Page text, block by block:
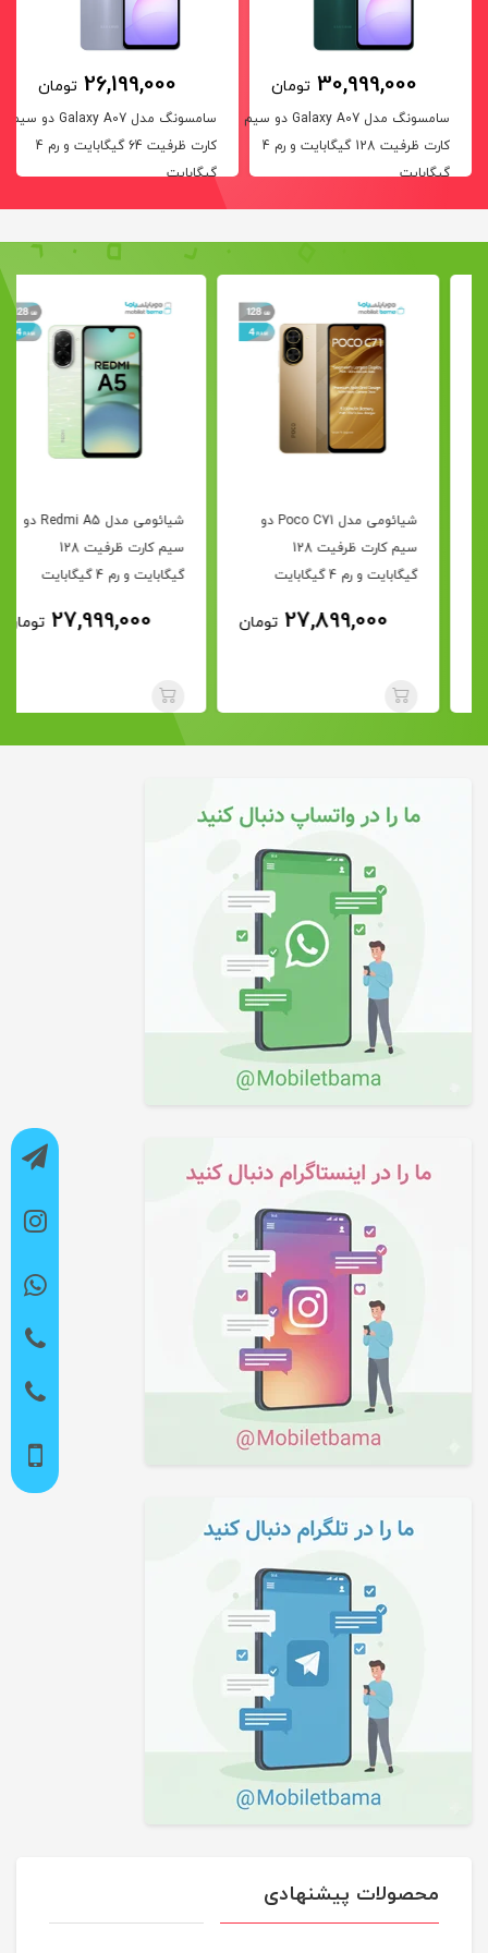
سامسونگ مدل Galaxy A07 دو سیم
کارت ظرفیت 128 گیگابایت و رم 4
گیگابایت
30,999,000 تومان
سامسونگ مدل Galaxy A07 دو سیم
کارت ظرفیت 64 گیگابایت و رم 4
گیگابایت
26,199,000 تومان
شیائومی مدل Poco C71 دو
سیم کارت ظرفیت 128
گیگابایت و رم 4 گیگابایت
27,899,000 تومان
شیائومی مدل Redmi A5 دو
سیم کارت ظرفیت 128
گیگابایت و رم 4 گیگابایت
27,999,000 تومان
محصولات پیشنهادی